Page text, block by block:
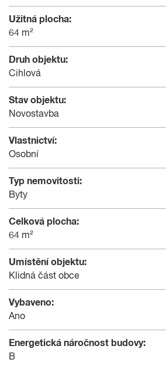
Užitná plocha:
64 m²
Druh objektu:
Cihlová
Stav objektu:
Novostavba
Vlastnictví:
Osobní
Typ nemovitosti:
Byty
Celková plocha:
64 m²
Umístění objektu:
Klidná část obce
Vybaveno:
Ano
Energetická náročnost budovy:
B